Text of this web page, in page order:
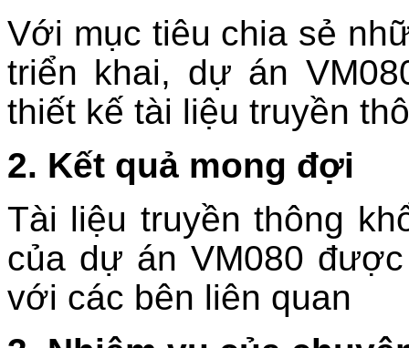
Với mục tiêu chia sẻ
triển khai, dự án
thiết kế tài liệu truyền
2. Kết quả mong đợi
Tài liệu truyền thông
của dự án VM080
với các bên liên quan